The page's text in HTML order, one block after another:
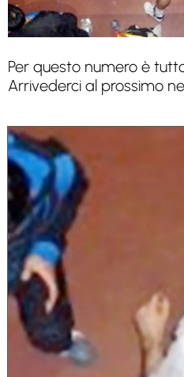
Per questo numero è
Arrivederci al prossimo